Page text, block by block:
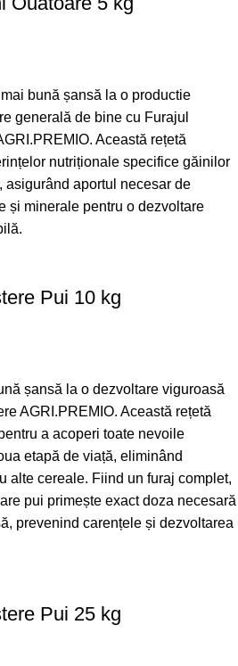
bună șansă la o productie
generală de bine cu Furajul
Această rețetă
nutriționale specifice găinilor
asigurând aportul necesar de
și minerale pentru o dezvoltare
Pui 10 kg
șansă la o dezvoltare viguroasă
AGRI.PREMIO. Această rețetă
a acoperi toate nevoile
etapă de viață, eliminând
alte cereale. Fiind un furaj complet,
pui primește exact doza necesară
prevenind carențele și dezvoltarea
Pui 25 kg